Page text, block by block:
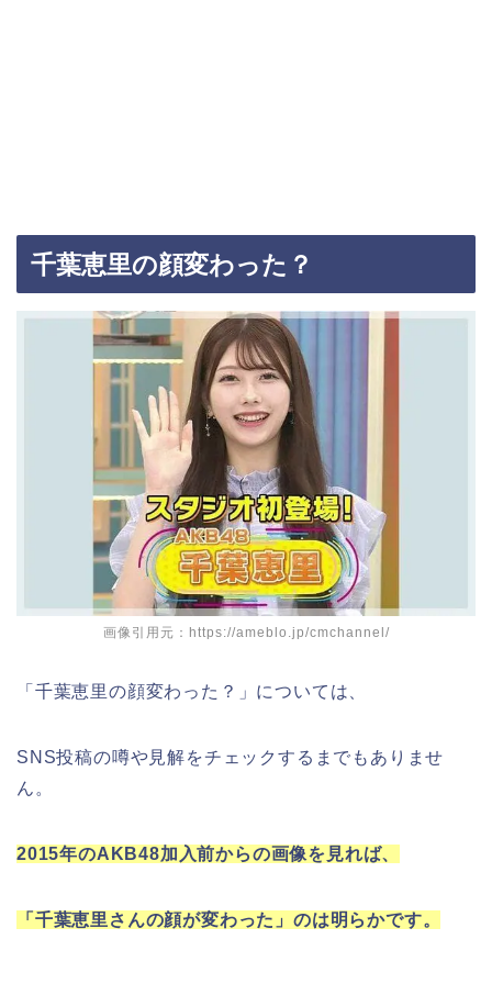
千葉恵里の顔変わった？
画像引用元：https://ameblo.jp/cmchannel/
「千葉恵里の顔変わった？」については、
SNS投稿の噂や見解をチェックするまでもありませ
ん。
2015年のAKB48加入前からの画像を見れば、
「千葉恵里さんの顔が変わった」のは明らかです。